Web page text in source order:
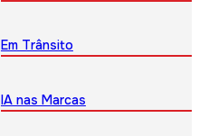
Em Trânsito
IA nas Marcas